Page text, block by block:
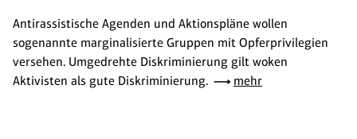
Antirassistische Agenden und Aktionspläne wollen
sogenannte marginalisierte Gruppen mit Opferprivilegien
versehen. Umgedrehte Diskriminierung gilt woken
Aktivisten als gute Diskriminierung.
mehr